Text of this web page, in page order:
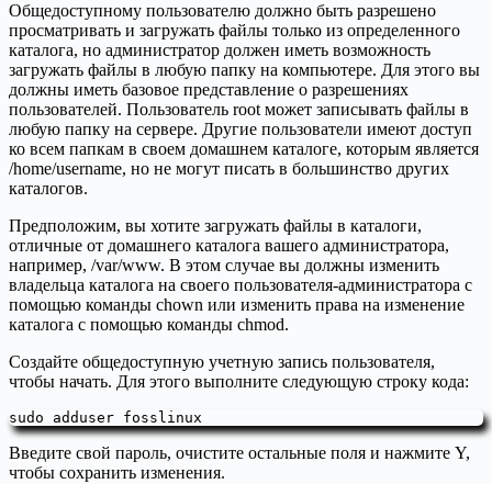
Общедоступному пользователю должно быть разрешено
просматривать и загружать файлы только из определенного
каталога, но администратор должен иметь возможность
загружать файлы в любую папку на компьютере. Для этого вы
должны иметь базовое представление о разрешениях
пользователей. Пользователь root может записывать файлы в
любую папку на сервере. Другие пользователи имеют доступ
ко всем папкам в своем домашнем каталоге, которым является
/home/username, но не могут писать в большинство других
каталогов.
Предположим, вы хотите загружать файлы в каталоги,
отличные от домашнего каталога вашего администратора,
например, /var/www. В этом случае вы должны изменить
владельца каталога на своего пользователя-администратора с
помощью команды chown или изменить права на изменение
каталога с помощью команды chmod.
Создайте общедоступную учетную запись пользователя,
чтобы начать. Для этого выполните следующую строку кода:
sudo adduser fosslinux
Введите свой пароль, очистите остальные поля и нажмите Y,
чтобы сохранить изменения.